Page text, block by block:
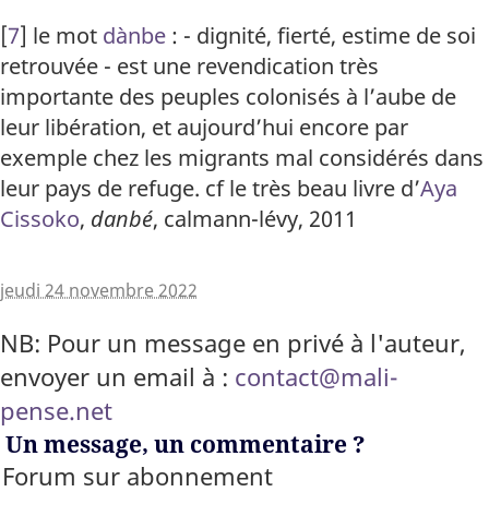
[7] le mot dànbe : - dignité, fierté, estime de soi
retrouvée - est une revendication très
importante des peuples colonisés à l’aube de
leur libération, et aujourd’hui encore par
exemple chez les migrants mal considérés dans
leur pays de refuge. cf le très beau livre d’Aya
Cissoko, danbé, calmann-lévy, 2011
jeudi 24 novembre 2022
NB: Pour un message en privé à l'auteur,
envoyer un email à : contact@mali-
pense.net
Un message, un commentaire ?
Forum sur abonnement